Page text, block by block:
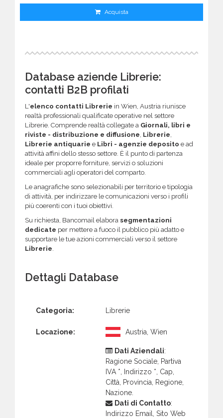
Acquista
Database aziende Librerie:
contatti B2B profilati
L'elenco contatti Librerie in Wien, Austria riunisce
realtà professionali qualificate operative nel settore
Librerie. Comprende realtà collegate a Giornali, libri e
riviste - distribuzione e diffusione, Librerie,
Librerie antiquarie e Libri - agenzie deposito e ad
attività affini dello stesso settore. È il punto di partenza
ideale per proporre forniture, servizi o soluzioni
commerciali agli operatori del comparto.
Le anagrafiche sono selezionabili per territorio e tipologia
di attività, per indirizzare le comunicazioni verso i profili
più coerenti con i tuoi obiettivi.
Su richiesta, Bancomail elabora segmentazioni
dedicate per mettere a fuoco il pubblico più adatto e
supportare le tue azioni commerciali verso il settore
Librerie.
Dettagli Database
Categoria: Librerie
Locazione: Austria, Wien
Dati Aziendali:
Ragione Sociale, Partiva
IVA *, Indirizzo *, Cap,
Città, Provincia, Regione,
Nazione.
Dati di Contatto:
Indirizzo Email, Sito Web